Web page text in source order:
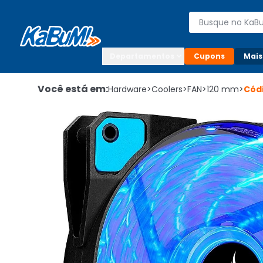
Buscar
Cupons
Você está em:Hardware>Coolers>FAN>120 mm>